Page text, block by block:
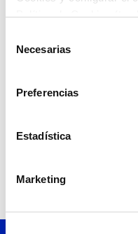
Política de Cookies
transferencia de datos
Necesarias
Preferencias
Estadística
Marketing
DOCUMENTOS